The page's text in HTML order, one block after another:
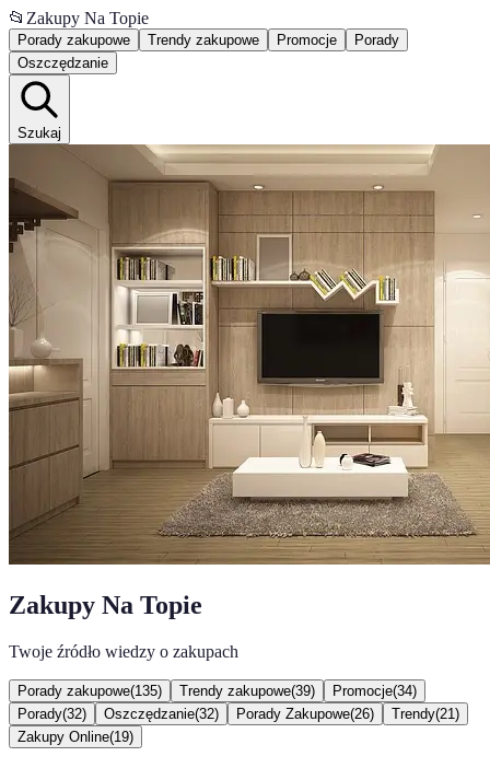
📂 Zakupy Na Topie
Porady zakupowe Trendy zakupowe Promocje
Porady
Oszczędzanie
Szukaj
Zakupy Na Topie
Twoje źródło wiedzy o zakupach
Porady zakupowe(135) Trendy zakupowe(39) Promocje(34)
Porady(32) Oszczędzanie(32) Porady Zakupowe(26) Trendy(21 )
Zakupy Online(19)